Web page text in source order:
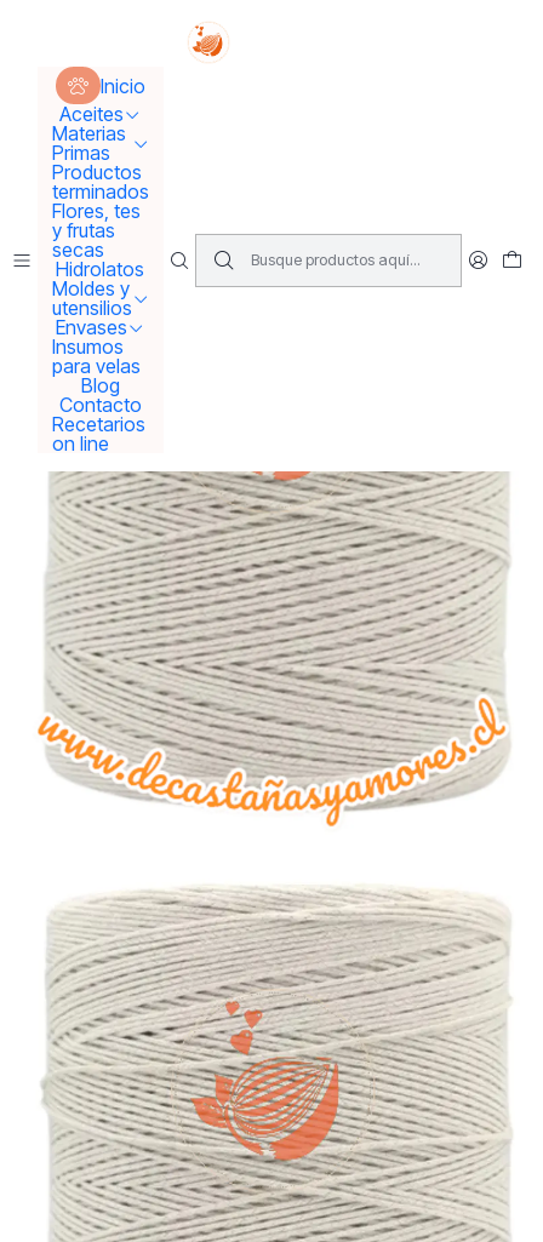
Inicio
Aceites
Materias
Primas
Productos
terminados
Flores, tes
y frutas
secas
Hidrolatos
Moldes y
utensilios
Envases
Insumos
para velas
Blog
Contacto
Recetarios
on line
Tus sueños se concretan aquí !!!
Inicio